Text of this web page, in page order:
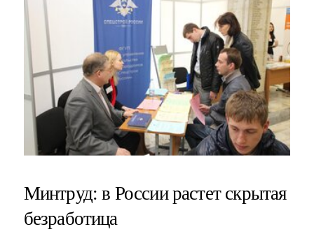
Минтруд: в России растет скрытая
безработица